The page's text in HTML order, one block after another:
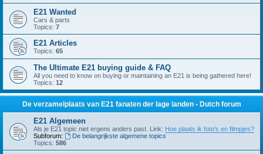
E21 Wanted
Cars & parts
Topics: 7
E21 Articles
Topics: 65
The Ultimate E21 buying guide & FAQ
All you need to know on buying or maintaining an E21 is being gathered here!
Topics: 12
De verzamelplaats van E21 fanaten der lage landen - Dutch forum
E21 Algemeen
Als je E21 topic niet ergens anders past. Link: Hoe plaats ik foto's en filmpjes?
Subforum:
De belangrijkste algemene topics
Topics: 586